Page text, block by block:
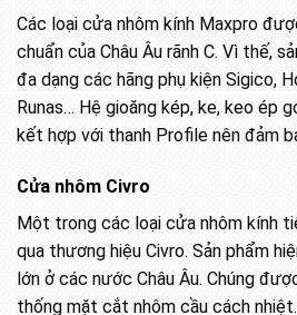
Các loại cửa nhôm kính Maxpro
chuẩn của Châu Âu rãnh C. Vì thế,
đa dạng các hãng phụ kiện Sigico,
Runas… Hệ gioăng kép, ke, keo ép
kết hợp với thanh Profile nên đảm
Cửa nhôm Civro
Một trong các loại cửa nhôm kính
qua thương hiệu Civro. Sản phẩm
lớn ở các nước Châu Âu. Chúng
thống mặt cắt nhôm cầu cách nhiệt.